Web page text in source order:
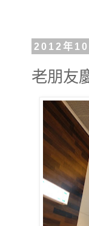
2012年
老朋友